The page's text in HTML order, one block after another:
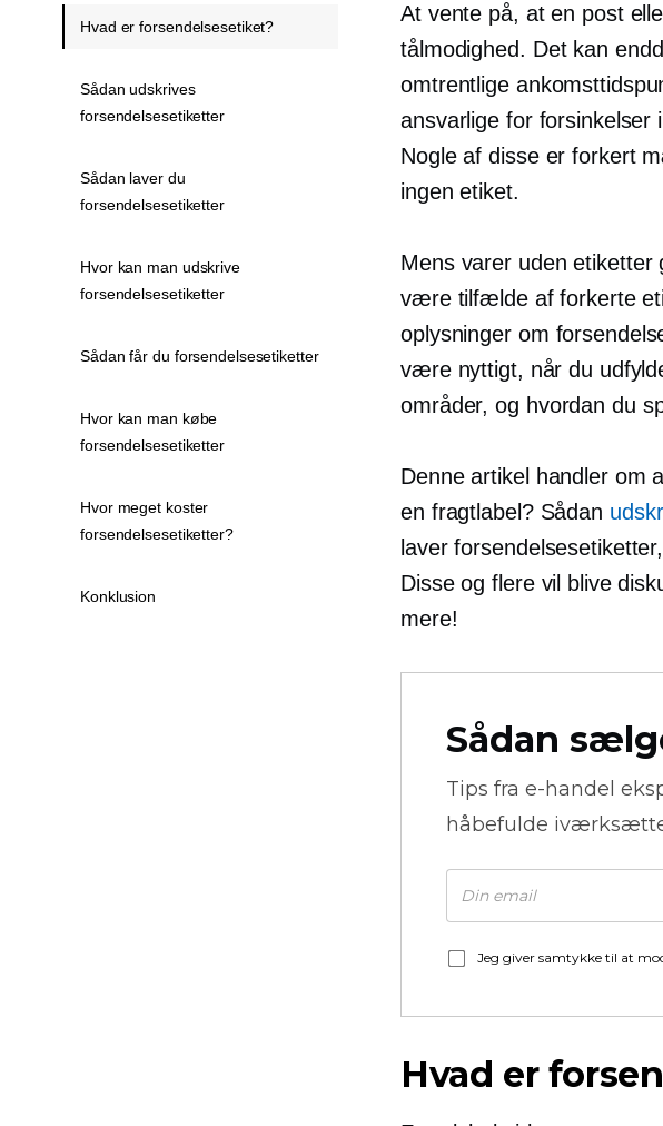
At vente på, at en post
tålmodighed. Det kan
omtrentlige
ansvarlige for forsinkelser
Nogle af disse er forkert
ingen etiket.
Mens varer uden etiketter
være tilfælde af forkerte
oplysninger om
være nyttigt, når du
områder, og hvordan du
Denne artikel handler om
en fragtlabel? Sådan
laver
Disse og flere vil blive
mere!
Sådan
Tips fra e-handel
håbefulde
Jeg giver samtykke til at
Hvad er
Hvad er forsendelsesetiket?
Sådan udskrives
forsendelsesetiketter
Sådan laver du
forsendelsesetiketter
Hvor kan man udskrive
forsendelsesetiketter
Sådan får du forsendelsesetiketter
Hvor kan man købe
forsendelsesetiketter
Hvor meget koster
forsendelsesetiketter?
Konklusion